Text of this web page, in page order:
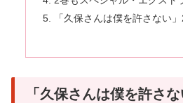
「久保さんは僕を許さない
「久保さんは僕を許さ